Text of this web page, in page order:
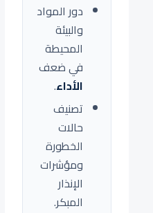
دور المواد
والبيئة
المحيطة
في ضعف
الأداء.
تصنيف
حالات
الخطورة
ومؤشرات
الإنذار
المبكر.